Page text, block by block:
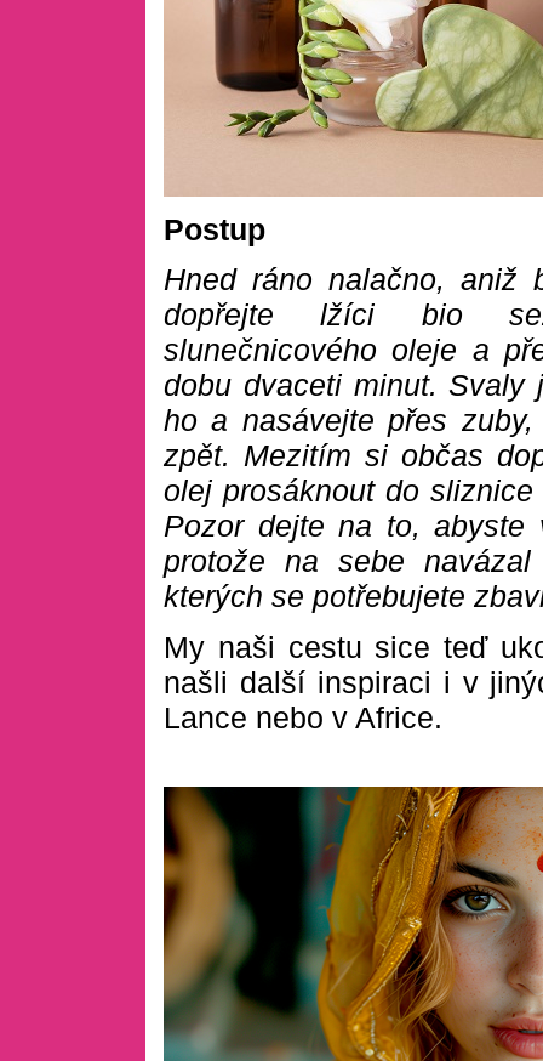
Postup
Hned ráno nalačno, aniž
dopřejte lžíci bio
slunečnicového oleje a
dobu dvaceti minut. Svaly
ho a nasávejte přes
zpět. Mezitím si občas
olej prosáknout do
Pozor dejte na to, abyste
protože na sebe
kterých se potřebujete
My naši cestu sice teď
našli další inspiraci i v
Lance nebo v Africe.